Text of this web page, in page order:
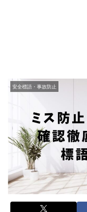
安全標語・事故防止